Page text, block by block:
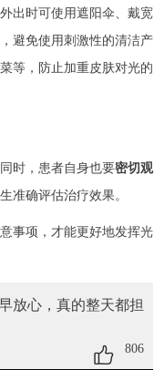
出时可使用遮阳伞、戴宽
，避免使用刺激性的清洁产
等，防止加重皮肤对光的
时，患者自身也要密切观
准确评估治疗效果。
事项，才能更好地发挥光
放心，真的整天都担
806